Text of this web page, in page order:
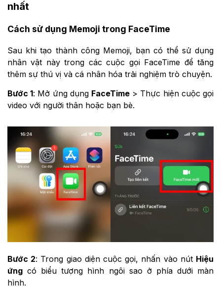
nhất
Cách sử dụng Memoji trong FaceTime
Sau khi tạo thành công Memoji, bạn có thể sử dụng
nhân vật này trong các cuộc gọi FaceTime để tăng
thêm sự thú vị và cá nhân hóa trải nghiệm trò chuyện.
Bước 1: Mở ứng dụng FaceTime > Thực hiện cuộc gọi
video với người thân hoặc bạn bè.
Bước 2: Trong giao diện cuộc gọi, nhấn vào nút Hiệu
ứng có biểu tượng hình ngôi sao ở phía dưới màn
hình.